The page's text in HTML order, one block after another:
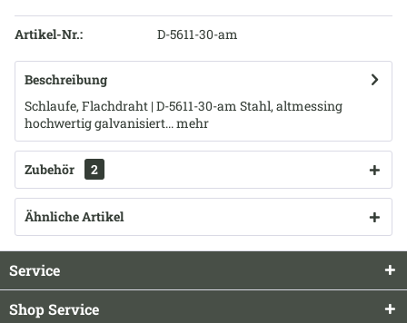
Artikel-Nr.: D-5611-30-am
Beschreibung
Schlaufe, Flachdraht | D-5611-30-am Stahl, altmessing
hochwertig galvanisiert...mehr
Zubehör 2
Ähnliche Artikel
Service
Shop Service